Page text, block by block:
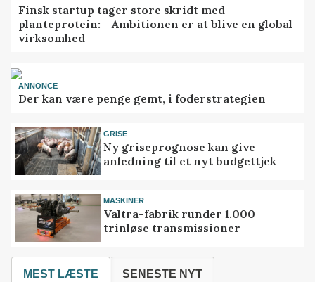
Finsk startup tager store skridt med
planteprotein: - Ambitionen er at blive en global
virksomhed
ANNONCE
Der kan være penge gemt, i foderstrategien
GRISE
Ny griseprognose kan give
anledning til et nyt budgettjek
MASKINER
Valtra-fabrik runder 1.000
trinløse transmissioner
MEST LÆSTE SENESTE NYT